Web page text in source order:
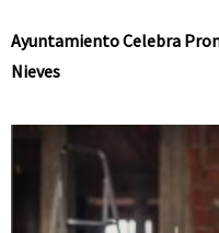
Ayuntamiento Celebra
Nieves